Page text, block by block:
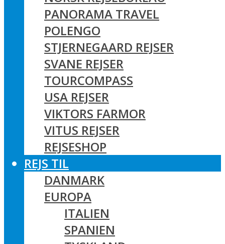
PANORAMA TRAVEL
POLENGO
STJERNEGAARD REJSER
SVANE REJSER
TOURCOMPASS
USA REJSER
VIKTORS FARMOR
VITUS REJSER
REJSESHOP
REJS TIL
DANMARK
EUROPA
ITALIEN
SPANIEN